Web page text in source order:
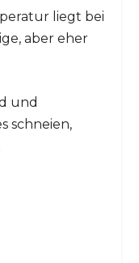
liegt bei
aber eher
und
schneien,